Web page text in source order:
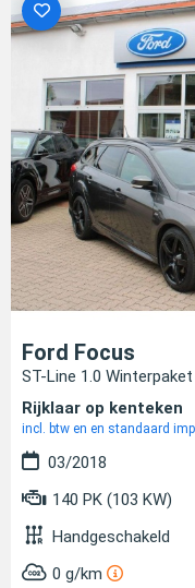
Ford Focus
ST-Line 1.0 Winterpaket
Rijklaar op kenteken
incl. btw en en standaard
03/2018
140 PK (103 KW)
Handgeschakeld
0 g/km